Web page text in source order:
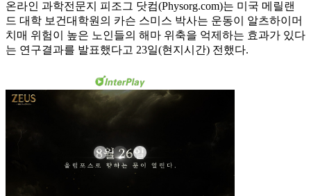
온라인 과학전문지 피조그 닷컴(Physorg.com)는 미국 메릴랜
드 대학 보건대학원의 카슨 스미스 박사는 운동이 알츠하이머
치매 위험이 높은 노인들의 해마 위축을 억제하는 효과가 있다
는 연구결과를 발표했다고 23일(현지시간) 전했다.